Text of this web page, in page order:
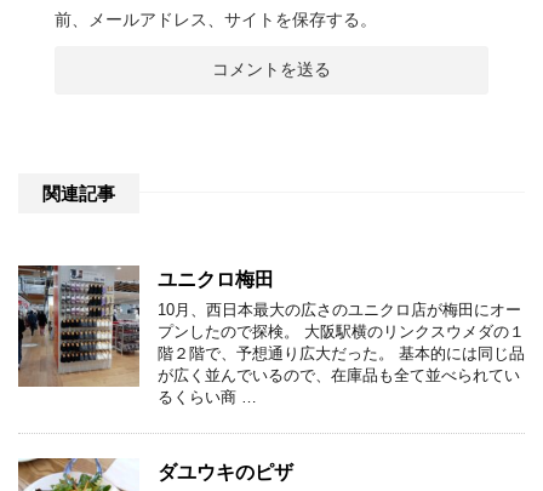
前、メールアドレス、サイトを保存する。
関連記事
ユニクロ梅田
10月、西日本最大の広さのユニクロ店が梅田にオー
プンしたので探検。 大阪駅横のリンクスウメダの１
階２階で、予想通り広大だった。 基本的には同じ品
が広く並んでいるので、在庫品も全て並べられてい
るくらい商 …
ダユウキのピザ